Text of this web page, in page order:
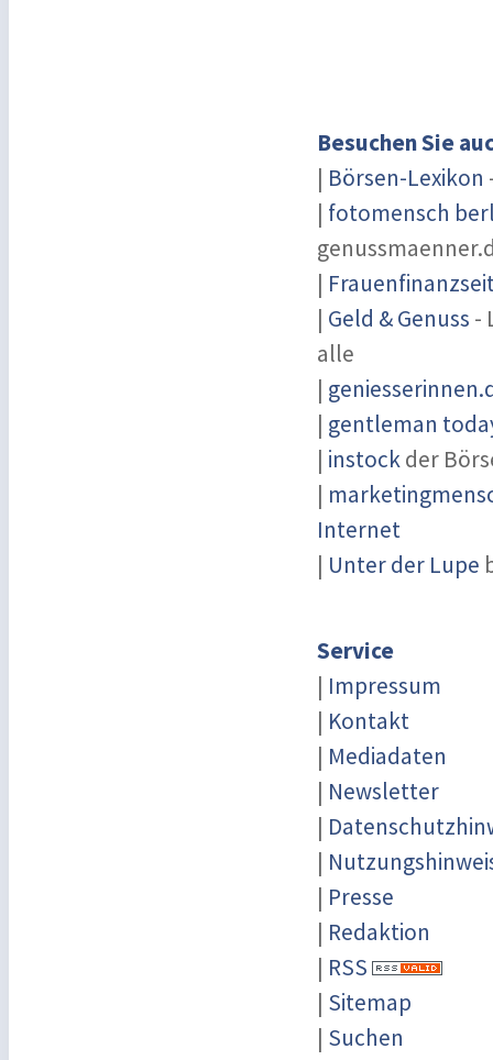
Besuchen Sie
| Börsen-Lexikon
| fotomensch
|
| Geld & Genuss -
alle
|
| gentleman
| instockder
|
Internet
| Unter der Lupe
Service
| Impressum
| Kontakt
| Mediadaten
| Newsletter
|
|
| Presse
| Redaktion
| RSS
| Sitemap
| Suchen